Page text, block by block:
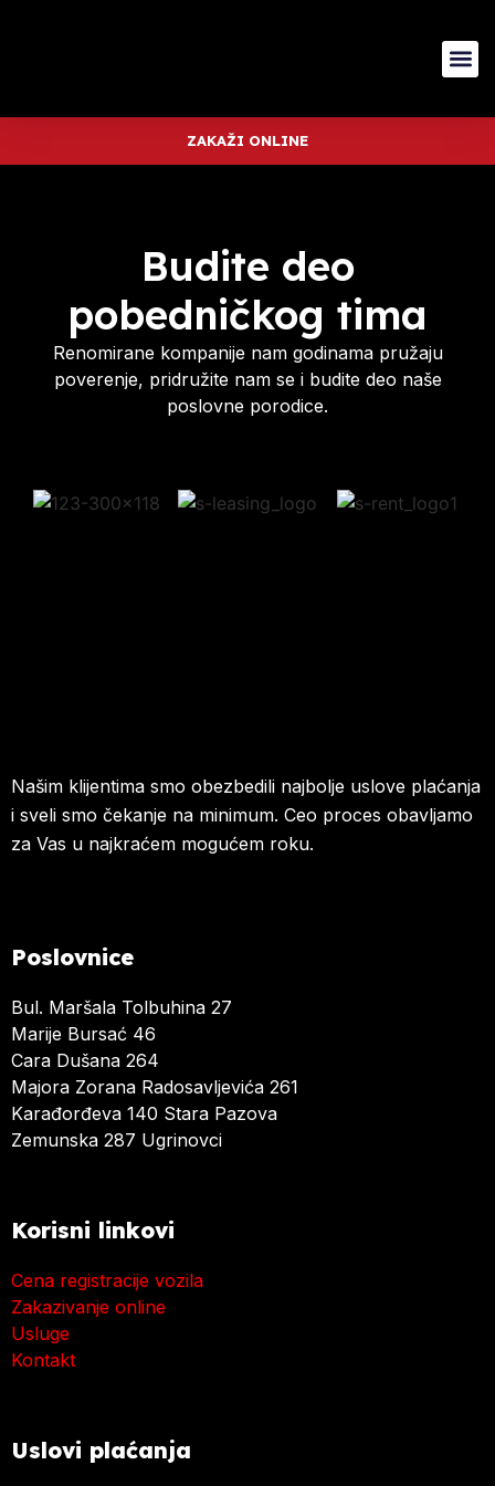
ZAKAŽI ONLINE
Budite deo
pobedničkog tima
Renomirane kompanije nam godinama pružaju
poverenje, pridružite nam se i budite deo naše
poslovne porodice.
Našim klijentima smo obezbedili najbolje uslove plaćanja
i sveli smo čekanje na minimum. Ceo proces obavljamo
za Vas u najkraćem mogućem roku.
Poslovnice
Bul. Maršala Tolbuhina 27
Marije Bursać 46
Cara Dušana 264
Majora Zorana Radosavljevića 261
Karađorđeva 140 Stara Pazova
Zemunska 287 Ugrinovci
Korisni linkovi
Cena registracije vozila
Zakazivanje online
Usluge
Kontakt
Uslovi plaćanja